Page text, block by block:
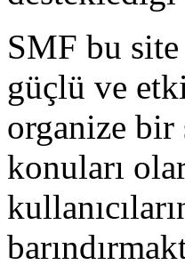
SMF bu site
güçlü ve
organize
konuları